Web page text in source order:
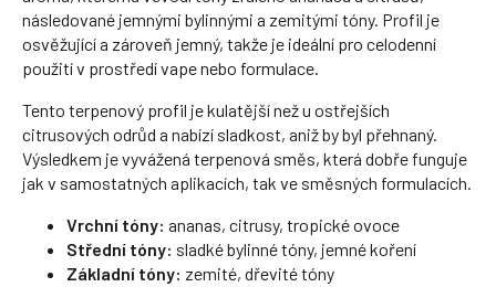
následované jemnými bylinnými a zemitými tóny. Profil je
osvěžující a zároveň jemný, takže je ideální pro celodenní
použití v prostředí vape nebo formulace.
Tento terpenový profil je kulatější než u ostřejších
citrusových odrůd a nabízí sladkost, aniž by byl přehnaný.
Výsledkem je vyvážená terpenová směs, která dobře funguje
jak v samostatných aplikacích, tak ve směsných formulacích.
Vrchní tóny: ananas, citrusy, tropické ovoce
Střední tóny: sladké bylinné tóny, jemné koření
Základní tóny: zemité, dřevité tóny